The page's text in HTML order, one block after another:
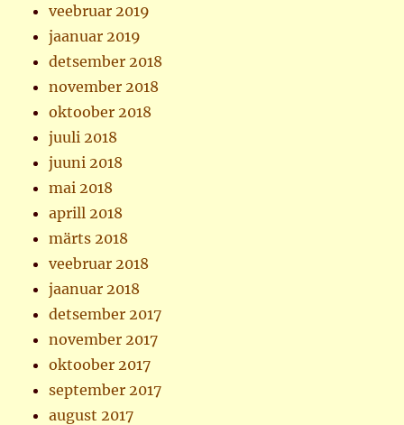
veebruar 2019
jaanuar 2019
detsember 2018
november 2018
oktoober 2018
juuli 2018
juuni 2018
mai 2018
aprill 2018
märts 2018
veebruar 2018
jaanuar 2018
detsember 2017
november 2017
oktoober 2017
september 2017
august 2017